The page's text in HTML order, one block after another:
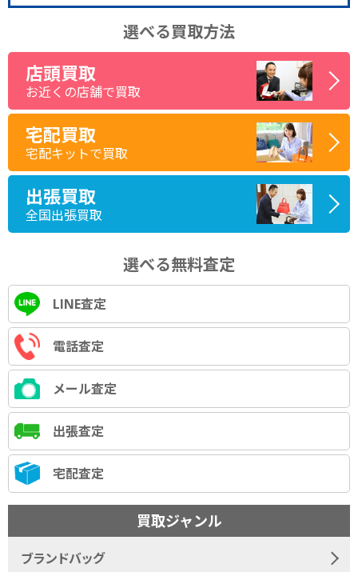
選べる買取方法
店頭買取
お近くの店舗で買取
宅配買取
宅配キットで買取
出張買取
全国出張買取
選べる無料査定
LINE査定
電話査定
メール査定
出張査定
宅配査定
買取ジャンル
ブランドバッグ